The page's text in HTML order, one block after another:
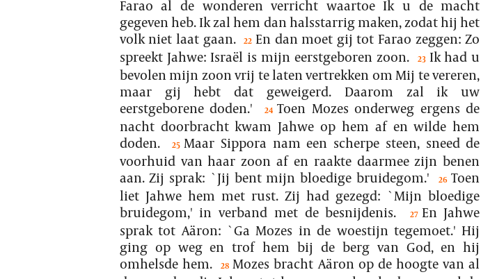
Farao al de wonderen verricht waartoe Ik u de macht
gegeven heb. Ik zal hem dan halsstarrig maken, zodat hij het
volk niet laat gaan.
22 En dan moet gij tot Farao zeggen: Zo
spreekt Jahwe: Israël is mijn eerstgeboren zoon.
23 Ik had u
bevolen mijn zoon vrij te laten vertrekken om Mij te vereren,
maar gij hebt dat geweigerd. Daarom zal ik uw
eerstgeborene doden.'
24 Toen Mozes onderweg ergens de
nacht doorbracht kwam Jahwe op hem af en wilde hem
doden.
25 Maar Sippora nam een scherpe steen, sneed de
voorhuid van haar zoon af en raakte daarmee zijn benen
aan. Zij sprak: `Jij bent mijn bloedige bruidegom.'
26 Toen
liet Jahwe hem met rust. Zij had gezegd: `Mijn bloedige
bruidegom,' in verband met de besnijdenis.
27 En Jahwe
sprak tot Aäron: `Ga Mozes in de woestijn tegemoet.' Hij
ging op weg en trof hem bij de berg van God, en hij
omhelsde hem.
28 Mozes bracht Aäron op de hoogte van al